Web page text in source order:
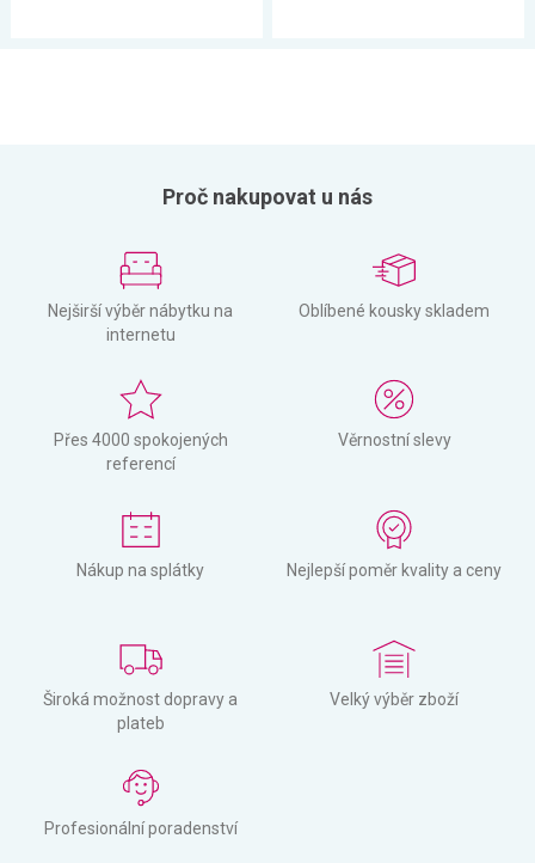
Proč nakupovat u nás
Nejširší výběr nábytku na
internetu
Oblíbené kousky skladem
Přes 4000 spokojených
referencí
Věrnostní slevy
Nákup na splátky Nejlepší poměr kvality a ceny
Široká možnost dopravy a
plateb
Velký výběr zboží
Profesionální poradenství